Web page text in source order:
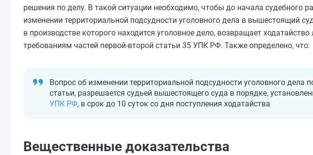
решения по делу. В такой ситуации необходимо, чтобы до начала судебного
изменении территориальной подсудности уголовного дела в вышестоящий
в производстве которого находится уголовное дело, возвращает
требованиям частей первой-второй статьи 35 УПК РФ. Также определено, что:
Вопрос об изменении территориальной подсудности уголовного
статьи, разрешается судьей вышестоящего суда в порядке,
УПК РФ, в срок до 10 суток со дня поступления ходатайства
Вещественные доказательства